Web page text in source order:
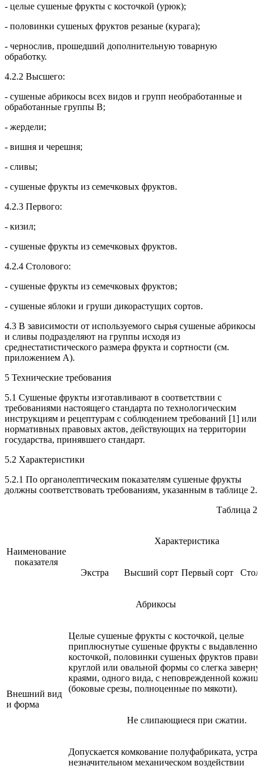
- целые сушеные фрукты с косточкой (урюк);
- половинки сушеных фруктов резаные (курага);
- чернослив, прошедший дополнительную товарную
обработку.
4.2.2 Высшего:
- сушеные абрикосы всех видов и групп необработанные и
обработанные группы В;
- жердели;
- вишня и черешня;
- сливы;
- сушеные фрукты из семечковых фруктов.
4.2.3 Первого:
- кизил;
- сушеные фрукты из семечковых фруктов.
4.2.4 Столового:
- сушеные фрукты из семечковых фруктов;
- сушеные яблоки и груши дикорастущих сортов.
4.3 В зависимости от используемого сырья сушеные абрикосы
и сливы подразделяют на группы исходя из
среднестатистического размера фрукта и сортности (см.
приложением А).
5 Технические требования
5.1 Сушеные фрукты изготавливают в соответствии с
требованиями настоящего стандарта по технологическим
инструкциям и рецептурам с соблюдением требований [1] или
нормативных правовых актов, действующих на территории
государства, принявшего стандарт.
5.2 Характеристики
5.2.1 По органолептическим показателям сушеные фрукты
должны соответствовать требованиям, указанным в таблице 2.
Таблица 2
Наименование
показателя
Характеристика
Экстра Высший сорт Первый сорт
Абрикосы
Внешний вид
и форма
Целые сушеные фрукты с косточкой, целые
приплюснутые сушеные фрукты с выдавленной
косточкой, половинки сушеных фруктов
круглой или овальной формы со слегка
краями, одного вида, с неповрежденной
(боковые срезы, полноценные по мякоти).
Не слипающиеся при сжатии.
Допускается комкование полуфабриката,
незначительном механическом воздействии